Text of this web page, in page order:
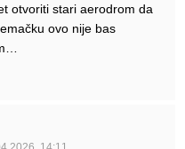
otvoriti stari aerodrom da
ovo nije bas